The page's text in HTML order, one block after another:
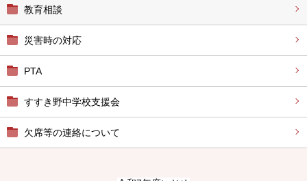
教育相談
災害時の対応
PTA
すすき野中学校支援会
欠席等の連絡について